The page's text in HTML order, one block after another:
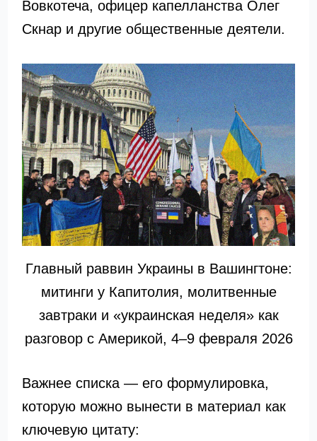
Вовкотеча, офицер капелланства Олег
Скнари другие общественные деятели.
Главный раввин Украины в Вашингтоне:
митинги у Капитолия, молитвенные
завтраки и «украинская неделя» как
разговор с Америкой, 4–9 февраля 2026
Важнее списка — его формулировка,
которую можно вынести в материал как
ключевую цитату: